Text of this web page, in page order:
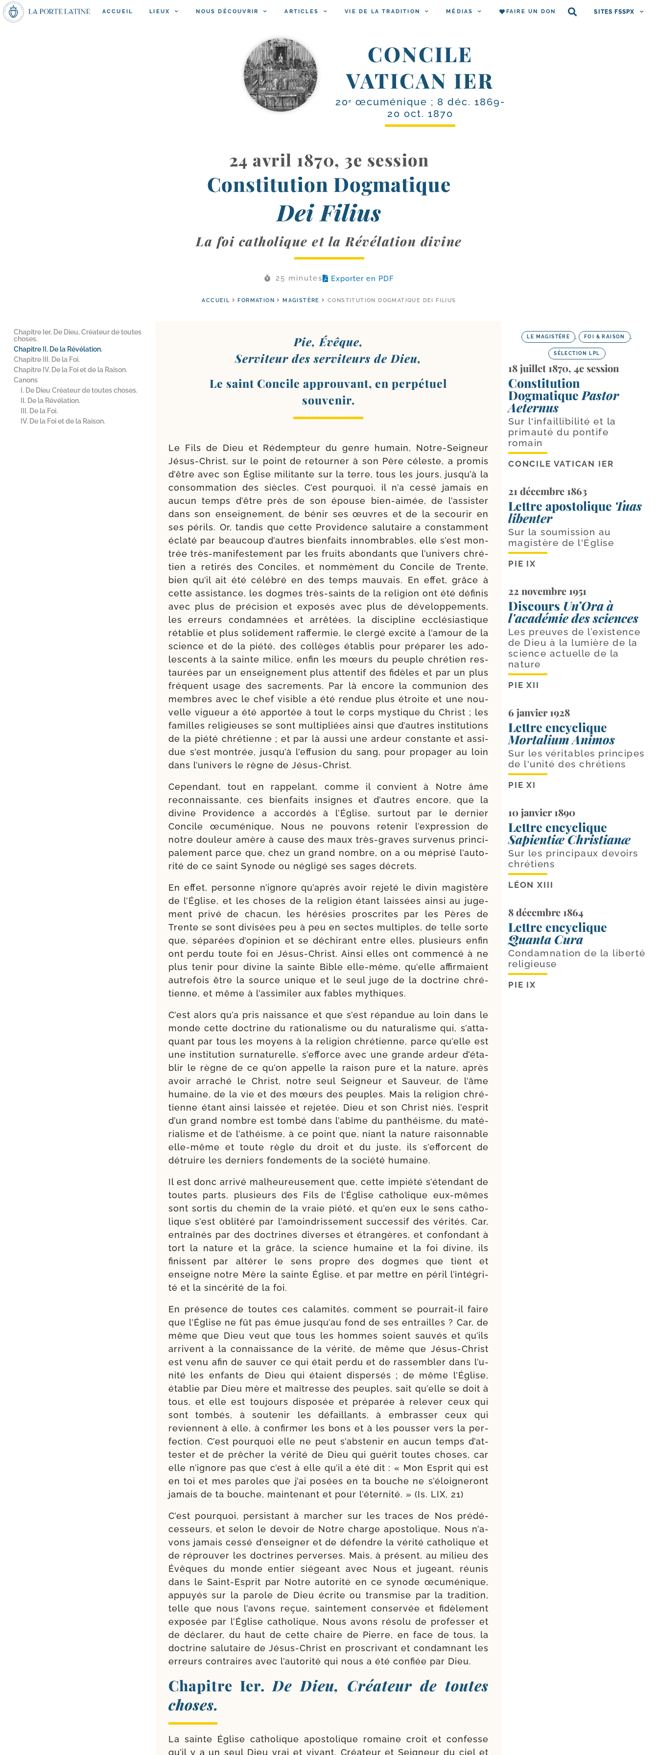
ACCUEIL LIEUX NOUS DÉCOUVRIR ARTICLES VIE DE LA TRADITION MÉDIAS FAIRE UN DON SITES FSSPX
CONCILE
VATICAN IER
20ᵉ œcuménique ; 8 déc. 1869-
20 oct. 1870
24 avril 1870, 3e session
Constitution Dogmatique
Dei Filius
La foi catholique et la Révélation divine
25 minutes Exporter en PDF
ACCUEIL FORMATION MAGISTÈRE CONSTITUTION DOGMATIQUE DEI FILIUS
Chapitre Ier. De Dieu, Créateur de toutes
choses.
Chapitre II. De la Révélation.
Chapitre III. De la Foi.
Chapitre IV. De la Foi et de la Raison.
Canons
I. De Dieu Créateur de toutes choses.
II. De la Révélation.
III. De la Foi.
IV. De la Foi et de la Raison.
Pie, Évêque,
Serviteur des ser­vi­teurs de Dieu,
Le saint Concile approu­vant, en per­pé­tuel
souvenir.
Le Fils de Dieu et Rédempteur du genre humain, Notre-​Seigneur
Jésus-​Christ, sur le point de retour­ner à son Père céleste, a pro­mis
d’être avec son Église mili­tante sur la terre, tous les jours, jus­qu’à la
consom­ma­tion des siècles. C’est pour­quoi, il n’a ces­sé jamais en
aucun temps d’être près de son épouse bien-​aimée, de l’as­sis­ter
dans son ensei­gne­ment, de bénir ses œuvres et de la secou­rir en
ses périls. Or, tan­dis que cette Providence salu­taire a constam­ment
écla­té par beau­coup d’autres bien­faits innom­brables, elle s’est mon­
trée très-​manifestement par les fruits abon­dants que l’u­ni­vers chré­
tien a reti­rés des Conciles, et nom­mé­ment du Concile de Trente,
bien qu’il ait été célé­bré en des temps mau­vais. En effet, grâce à
cette assis­tance, les dogmes très-​saints de la reli­gion ont été défi­nis
avec plus de pré­ci­sion et expo­sés avec plus de déve­lop­pe­ments,
les erreurs condam­nées et arrê­tées, la dis­ci­pline ecclé­sias­tique
réta­blie et plus soli­de­ment raf­fer­mie, le cler­gé exci­té à l’a­mour de la
science et de la pié­té, des col­lèges éta­blis pour pré­pa­rer les ado­
les­cents à la sainte milice, enfin les mœurs du peuple chré­tien res­
tau­rées par un ensei­gne­ment plus atten­tif des fidèles et par un plus
fré­quent usage des sacre­ments. Par là encore la com­mu­nion des
membres avec le chef visible a été ren­due plus étroite et une nou­
velle vigueur a été appor­tée à tout le corps mys­tique du Christ ; les
familles reli­gieuses se sont mul­ti­pliées ain­si que d’autres ins­ti­tu­tions
de la pié­té chré­tienne ; et par là aus­si une ardeur constante et assi­
due s’est mon­trée, jus­qu’à l’ef­fu­sion du sang, pour pro­pa­ger au loin
dans l’u­ni­vers le règne de Jésus-Christ.
Cependant, tout en rap­pe­lant, comme il convient à Notre âme
recon­nais­sante, ces bien­faits insignes et d’autres encore, que la
divine Providence a accor­dés à l’Église, sur­tout par le der­nier
Concile œcu­mé­nique, Nous ne pou­vons rete­nir l’ex­pres­sion de
notre dou­leur amère à cause des maux très-​graves sur­ve­nus prin­ci­
pa­le­ment parce que, chez un grand nombre, on a ou mépri­sé l’au­to­
ri­té de ce saint Synode ou négli­gé ses sages décrets.
En effet, per­sonne n’i­gnore qu’a­près avoir reje­té le divin magis­tère
de l’Église, et les choses de la reli­gion étant lais­sées ain­si au juge­
ment pri­vé de cha­cun, les héré­sies pros­crites par les Pères de
Trente se sont divi­sées peu à peu en sectes mul­tiples, de telle sorte
que, sépa­rées d’o­pi­nion et se déchi­rant entre elles, plu­sieurs enfin
ont per­du toute foi en Jésus-​Christ. Ainsi elles ont com­men­cé à ne
plus tenir pour divine la sainte Bible elle-​même, qu’elle affir­maient
autre­fois être la source unique et le seul juge de la doc­trine chré­
tienne, et même à l’as­si­mi­ler aux fables mythiques.
C’est alors qu’a pris nais­sance et que s’est répan­due au loin dans le
monde cette doc­trine du ratio­na­lisme ou du natu­ra­lisme qui, s’at­ta­
quant par tous les moyens à la reli­gion chré­tienne, parce qu’elle est
une ins­ti­tu­tion sur­na­tu­relle, s’ef­force avec une grande ardeur d’é­ta­
blir le règne de ce qu’on appelle la rai­son pure et la nature, après
avoir arra­ché le Christ, notre seul Seigneur et Sauveur, de l’âme
humaine, de la vie et des mœurs des peuples. Mais la reli­gion chré­
tienne étant ain­si lais­sée et reje­tée, Dieu et son Christ niés, l’es­prit
d’un grand nombre est tom­bé dans l’a­bîme du pan­théisme, du maté­
ria­lisme et de l’a­théisme, à ce point que, niant la nature rai­son­nable
elle-​même et toute règle du droit et du juste, ils s’ef­forcent de
détruire les der­niers fon­de­ments de la socié­té humaine.
Il est donc arri­vé mal­heu­reu­se­ment que, cette impié­té s’é­ten­dant de
toutes parts, plu­sieurs des Fils de l’Église catho­lique eux-​mêmes
sont sor­tis du che­min de la vraie pié­té, et qu’en eux le sens catho­
lique s’est obli­té­ré par l’a­moin­dris­se­ment suc­ces­sif des véri­tés. Car,
entraî­nés par des doc­trines diverses et étran­gères, et confon­dant à
tort la nature et la grâce, la science humaine et la foi divine, ils
finissent par alté­rer le sens propre des dogmes que tient et
enseigne notre Mère la sainte Église, et par mettre en péril l’in­té­gri­
té et la sin­cé­ri­té de la foi.
En pré­sence de toutes ces cala­mi­tés, com­ment se pourrait-​il faire
que l’Église ne fût pas émue jus­qu’au fond de ses entrailles ? Car, de
même que Dieu veut que tous les hommes soient sau­vés et qu’ils
arrivent à la connais­sance de la véri­té, de même que Jésus-​Christ
est venu afin de sau­ver ce qui était per­du et de ras­sem­bler dans l’u­
ni­té les enfants de Dieu qui étaient dis­per­sés ; de même l’Église,
éta­blie par Dieu mère et maî­tresse des peuples, sait qu’elle se doit à
tous, et elle est tou­jours dis­po­sée et pré­pa­rée à rele­ver ceux qui
sont tom­bés, à sou­te­nir les défaillants, à embras­ser ceux qui
reviennent à elle, à confir­mer les bons et à les pous­ser vers la per­
fec­tion. C’est pour­quoi elle ne peut s’abs­te­nir en aucun temps d’at­
tes­ter et de prê­cher la véri­té de Dieu qui gué­rit toutes choses, car
elle n’i­gnore pas que c’est à elle qu’il a été dit : « Mon Esprit qui est
en toi et mes paroles que j’ai posées en ta bouche ne s’é­loi­gne­ront
jamais de ta bouche, main­te­nant et pour l’é­ter­ni­té. » (Is. LIX, 21)
C’est pour­quoi, per­sis­tant à mar­cher sur les traces de Nos pré­dé­
ces­seurs, et selon le devoir de Notre charge apos­to­lique, Nous n’a­
vons jamais ces­sé d’en­sei­gner et de défendre la véri­té catho­lique et
de réprou­ver les doc­trines per­verses. Mais, à pré­sent, au milieu des
Évêques du monde entier sié­geant avec Nous et jugeant, réunis
dans le Saint-​Esprit par Notre auto­ri­té en ce synode œcu­mé­nique,
appuyés sur la parole de Dieu écrite ou trans­mise par la tra­di­tion,
telle que nous l’a­vons reçue, sain­te­ment conser­vée et fidè­le­ment
expo­sée par l’Église catho­lique, Nous avons réso­lu de pro­fes­ser et
de décla­rer, du haut de cette chaire de Pierre, en face de tous, la
doc­trine salu­taire de Jésus-​Christ en pros­cri­vant et condam­nant les
erreurs contraires avec l’au­to­ri­té qui nous a été confiée par Dieu.
Chapitre Ier. De Dieu, Créateur de toutes
choses.
La sainte Église catho­lique apos­to­lique romaine croit et confesse
qu’il y a un seul Dieu vrai et vivant, Créateur et Seigneur du ciel et
LE MAGISTÈRE , FOI & RAISON ,
SÉLECTION LPL
18 juillet 1870, 4e session
Constitution
Dogmatique Pastor
Aeternus
Sur l'infaillibilité et la
primauté du pontife
romain
CONCILE VATICAN IER
21 décembre 1863
Lettre apostolique Tuas
libenter
Sur la soumission au
magistère de l'Église
PIE IX
22 novembre 1951
Discours Un’Ora à
l'académie des sciences
Les preuves de l’existence
de Dieu à la lumière de la
science actuelle de la
nature
PIE XII
6 janvier 1928
Lettre encyclique
Mortalium Animos
Sur les véritables principes
de l'unité des chrétiens
PIE XI
10 janvier 1890
Lettre encyclique
Sapientiæ Christianæ
Sur les principaux devoirs
chrétiens
LÉON XIII
8 décembre 1864
Lettre encyclique
Quanta Cura
Condamnation de la liberté
religieuse
PIE IX